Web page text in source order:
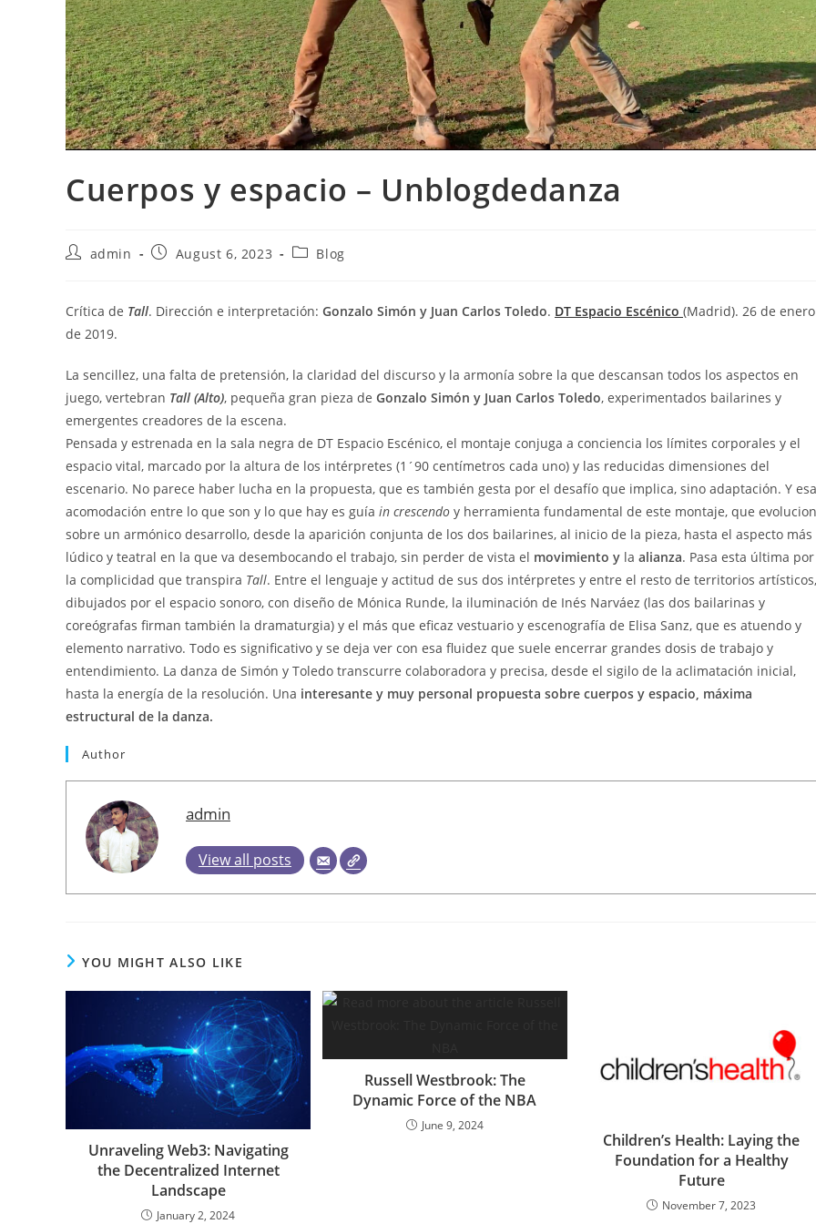
Cuerpos y espacio – Unblogdedanza
Postadmin
PostAugust 6, 2023
PostBlog
Crítica de Tall. Dirección e interpretación: Gonzalo Simón y Juan Carlos Toledo. DT Espacio Escénico (Madrid). 26 de enero
de 2019.
La sencillez, una falta de pretensión, la claridad del discurso y la armonía sobre la que descansan todos los aspectos en
juego, vertebran Tall (Alto), pequeña gran pieza de Gonzalo Simón y Juan Carlos Toledo, experimentados bailarines y
emergentes creadores de la escena.
Pensada y estrenada en la sala negra de DT Espacio Escénico, el montaje conjuga a conciencia los límites corporales y el
espacio vital, marcado por la altura de los intérpretes (1´90 centímetros cada uno) y las reducidas dimensiones del
escenario. No parece haber lucha en la propuesta, que es también gesta por el desafío que implica, sino adaptación. Y esa
acomodación entre lo que son y lo que hay es guía in crescendo y herramienta fundamental de este montaje, que
sobre un armónico desarrollo, desde la aparición conjunta de los dos bailarines, al inicio de la pieza, hasta el aspecto más
lúdico y teatral en la que va desembocando el trabajo, sin perder de vista el movimiento y la alianza. Pasa esta última por
la complicidad que transpira Tall. Entre el lenguaje y actitud de sus dos intérpretes y entre el resto de territorios artísticos,
dibujados por el espacio sonoro, con diseño de Mónica Runde, la iluminación de Inés Narváez (las dos bailarinas y
coreógrafas firman también la dramaturgia) y el más que eficaz vestuario y escenografía de Elisa Sanz, que es atuendo y
elemento narrativo. Todo es significativo y se deja ver con esa fluidez que suele encerrar grandes dosis de trabajo y
entendimiento. La danza de Simón y Toledo transcurre colaboradora y precisa, desde el sigilo de la aclimatación inicial,
hasta la energía de la resolución. Una interesante y muy personal propuesta sobre cuerpos y espacio, máxima
estructural de la danza.
Author
admin
View all posts
YOU MIGHT ALSO LIKE
Unraveling Web3: Navigating
the Decentralized Internet
Landscape
January 2, 2024
Russell Westbrook: The
Dynamic Force of the NBA
June 9, 2024
Children’s Health: Laying the
Foundation for a Healthy
Future
November 7, 2023